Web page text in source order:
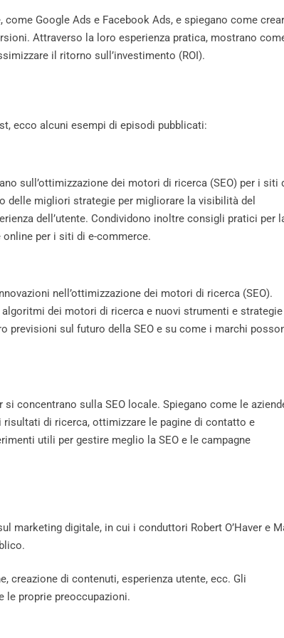
Google Ads e Facebook Ads, e spiegano come
Attraverso la loro esperienza pratica, mostrano
il ritorno sull’investimento (ROI).
ecco alcuni esempi di episodi pubblicati:
sull’ottimizzazione dei motori di ricerca (SEO) per i siti
delle migliori strategie per migliorare la visibilità del
dell’utente. Condividono inoltre consigli pratici per
online per i siti di e-commerce.
nell’ottimizzazione dei motori di ricerca (SEO).
dei motori di ricerca e nuovi strumenti e strategie
previsioni sul futuro della SEO e su come i marchi
concentrano sulla SEO locale. Spiegano come le
di ricerca, ottimizzare le pagine di contatto e
utili per gestire meglio la SEO e le campagne
marketing digitale, in cui i conduttori Robert O’Haver e
creazione di contenuti, esperienza utente, ecc. Gli
le proprie preoccupazioni.